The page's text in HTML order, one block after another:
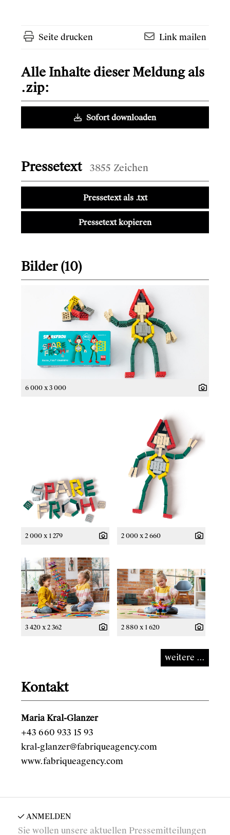
Seite drucken Link mailen
Alle Inhalte dieser Meldung als
.zip:
Sofort downloaden
Pressetext 3855 Zeichen
Pressetext als .txt
Pressetext kopieren
Bilder (10)
6 000 x 3 000
2 000 x 1 279 2 000 x 2 660
3 420 x 2 362 2 880 x 1 620
weitere ...
Kontakt
Maria Kral-Glanzer
+43 660 933 15 93
kral-glanzer@fabriqueagency.com
www.fabriqueagency.com
ANMELDEN
Sie wollen unsere aktuellen Pressemitteilungen